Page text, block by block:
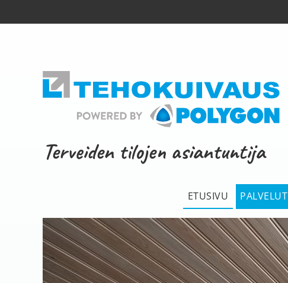
Terveiden tilojen asiantuntija
ETUSIVU PALVELUT